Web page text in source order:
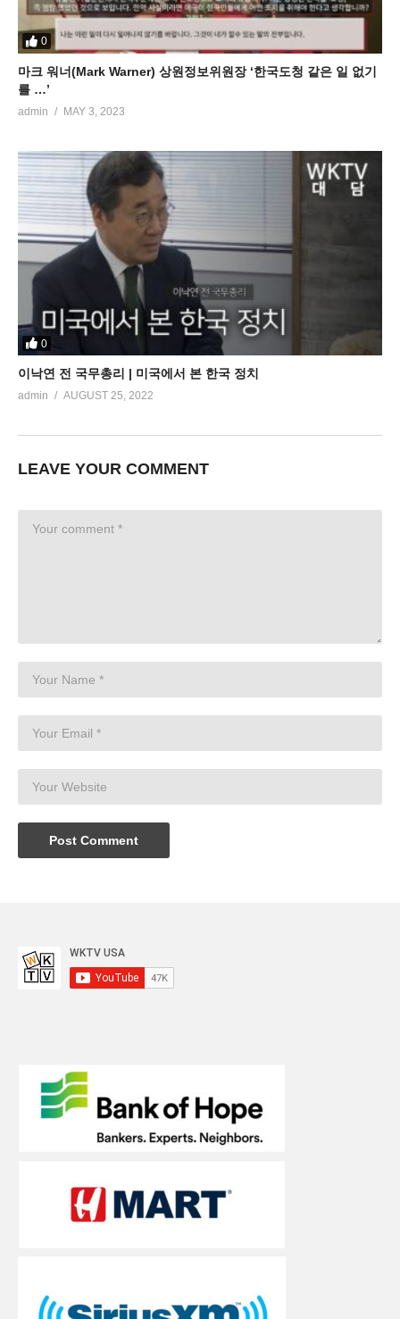
0
마크 워너(Mark Warner) 상원정보위원장 ‘한국도청 같은 일 없기
를 …’
admin MAY 3, 2023
0
이낙연 전 국무총리 | 미국에서 본 한국 정치
admin AUGUST 25, 2022
LEAVE YOUR COMMENT